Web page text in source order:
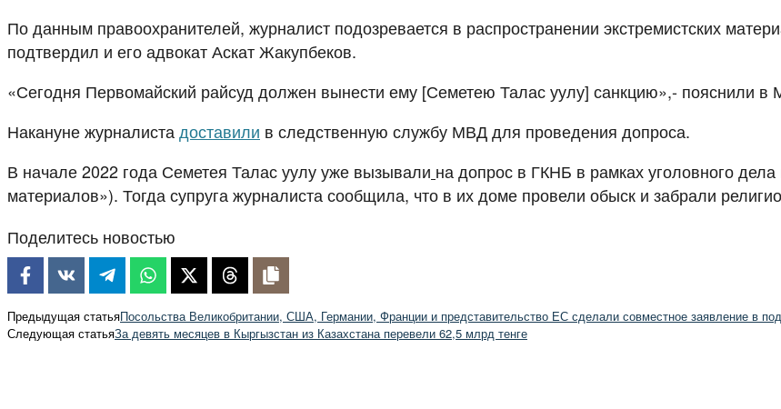
По данным правоохранителей, журналист подозревается в распространении экстремистских
подтвердил и его адвокат Аскат Жакупбеков.
«Сегодня Первомайский райсуд должен вынести ему [Семетею Талас уулу] санкцию»,- пояснили в
Накануне журналиста доставили в следственную службу МВД для проведения допроса.
В начале 2022 года Семетея Талас уулу уже вызывали на допрос в ГКНБ в рамках уголовного
материалов»). Тогда супруга журналиста сообщила, что в их доме провели обыск и забрали
Поделитесь новостью
Предыдущая статьяПосольства Великобритании, США, Германии, Франции и представительство ЕС сделали совместное заявление в
Следующая статьяЗа девять месяцев в Кыргызстан из Казахстана перевели 62,5 млрд тенге